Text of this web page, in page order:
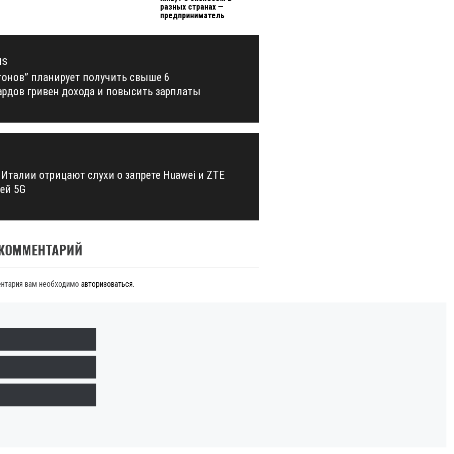
разных странах —
предприниматель
планирует получить свыше 6
гривен дохода и повысить зарплаты
отрицают слухи о запрете Huawei и ZTE
5G
вам необходимо авторизоваться.